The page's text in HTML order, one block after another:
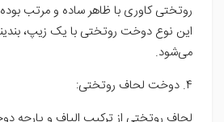
روتختی کاوری با ظاهر ساده و مرتب
این نوع دوخت روتختی با یک زیپ،
می‌شود.
۴. دوخت لحاف روتختی: